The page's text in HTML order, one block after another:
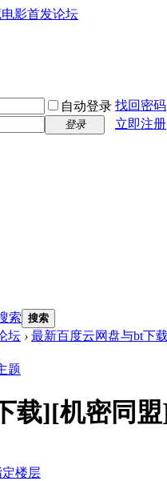
影首发论坛
自动登录 找回密码
登录
立即注册
索 搜索
坛 › 最新百度云网盘与bt下载
载][机密同